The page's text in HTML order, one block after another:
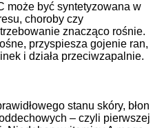
może być syntetyzowana w
choroby czy
znacząco rośnie.
przyspiesza gojenie ran,
i działa przeciwzapalnie.
stanu skóry, błon
– czyli pierwszej